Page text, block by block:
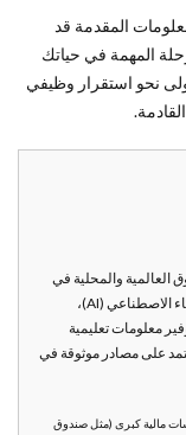
المقدمة قد
المهمة في حياتك
نحو استقرار وظيفي
العالمية والمحلية في
مجالات الاقتصاد، والتكنولوجيا المالية (FinTech)، والذكاء الاصطناعي (AI)،
معلومات تعليمية
على مصادر موثوقة في
مالية كبرى (مثل صندوق